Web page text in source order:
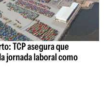
TCP asegura que
jornada laboral como